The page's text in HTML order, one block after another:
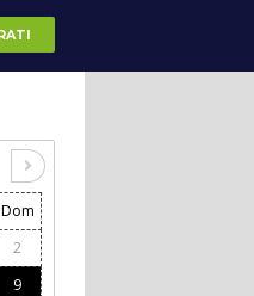
Dom
2
9